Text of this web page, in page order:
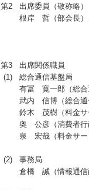
第2
出席委員（敬称略）
根岸 哲（部会長
第3
出席関係職員
(1) 総合通信基盤局
有冨 寛一郎（総合
武内 信博（総合通
鈴木 茂樹（料金サ
奥 公彦（消費者行
泉 宏哉（料金サー
(2) 事務局
倉橋 誠（情報通信